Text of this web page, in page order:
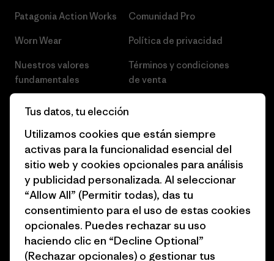
Patagonia Action Works
Worn Wear
Nuestros valores
fundamentales
Business Unusual
Objetivos climáticos
1% for the Planet
Cómo financiamos
Tarjetas regalo
Encuentra una tienda
Comunidad Pro
Política de privacidad
Términos y condiciones
de venta
Empleo
Prensa
Programa para profesionales
del sector
Programa de afiliados
Mapa del sitio Patagonia
España
Tus datos, tu elección
Utilizamos cookies que están siempre
activas para la funcionalidad esencial del
sitio web y cookies opcionales para análisis
y publicidad personalizada. Al seleccionar
“Allow All” (Permitir todas), das tu
consentimiento para el uso de estas cookies
opcionales. Puedes rechazar su uso
haciendo clic en “Decline Optional”
(Rechazar opcionales) o gestionar tus